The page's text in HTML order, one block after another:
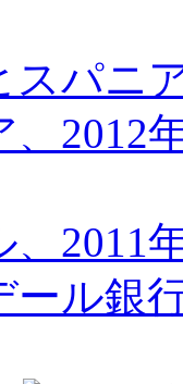
スパニ
、2012
、2011
ール銀